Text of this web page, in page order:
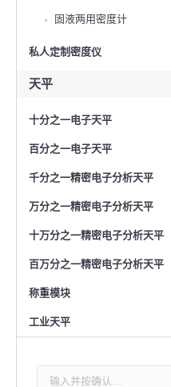
固液两用密度计
私人定制密度仪
天平
十分之一电子天平
百分之一电子天平
千分之一精密电子分析天平
万分之一精密电子分析天平
十万分之一精密电子分析天平
百万分之一精密电子分析天平
称重模块
工业天平